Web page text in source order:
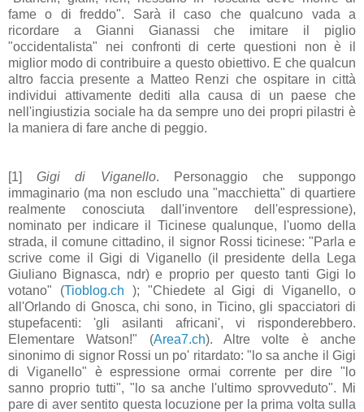
fame o di freddo". Sarà il caso che qualcuno vada a
ricordare a Gianni Gianassi che imitare il piglio
"occidentalista" nei confronti di certe questioni non è il
miglior modo di contribuire a questo obiettivo. E che qualcun
altro faccia presente a Matteo Renzi che ospitare in città
individui attivamente dediti alla causa di un paese che
nell'ingiustizia sociale ha da sempre uno dei propri pilastri è
la maniera di fare anche di peggio.
[1]Gigi di Viganello. Personaggio che suppongo
immaginario (ma non escludo una "macchietta" di quartiere
realmente conosciuta dall'inventore dell'espressione),
nominato per indicare il Ticinese qualunque, l'uomo della
strada, il comune cittadino, il signor Rossi ticinese: "Parla e
scrive come il Gigi di Viganello (il presidente della Lega
Giuliano Bignasca, ndr) e proprio per questo tanti Gigi lo
votano" (Tioblog.ch ); "Chiedete al Gigi di Viganello, o
all'Orlando di Gnosca, chi sono, in Ticino, gli spacciatori di
stupefacenti: 'gli asilanti africani', vi risponderebbero.
Elementare Watson!" (Area7.ch). Altre volte è anche
sinonimo di signor Rossi un po' ritardato: "lo sa anche il Gigi
di Viganello" è espressione ormai corrente per dire "lo
sanno proprio tutti", "lo sa anche l'ultimo sprovveduto". Mi
pare di aver sentito questa locuzione per la prima volta sulla